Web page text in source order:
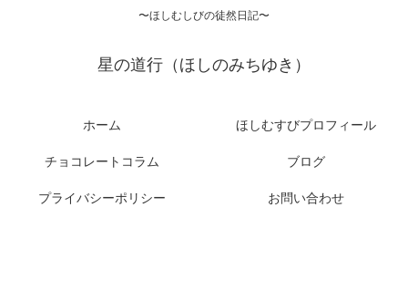
〜ほしむしびの徒然日記〜
星の道行（ほしのみちゆき）
ホーム ほしむすびプロフィール
チョコレートコラム ブログ
プライバシーポリシー お問い合わせ